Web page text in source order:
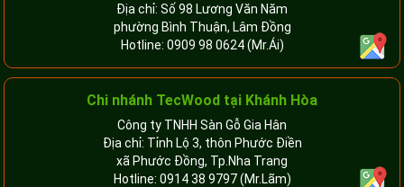
Địa chỉ: Số 98 Lương Văn Năm
phường Bình Thuận, Lâm Đồng
Hotline: 0909 98 0624(Mr.Ái)
Chi nhánh TecWood tại Khánh Hòa
Công ty TNHH Sàn Gỗ Gia Hân
Địa chỉ: Tỉnh Lộ 3, thôn Phước Điền
xã Phước Đồng, Tp.Nha Trang
Hotline: 0914 38 9797(Mr.Lãm)